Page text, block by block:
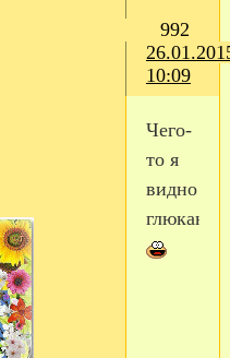
992
10:09
Чего-
то я
видно